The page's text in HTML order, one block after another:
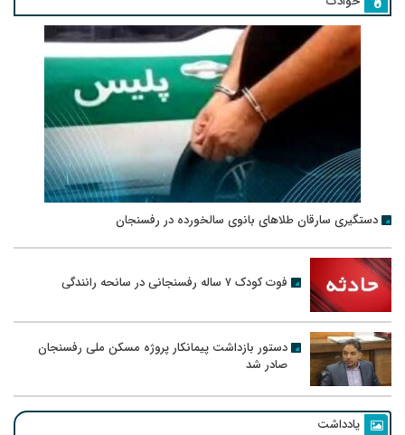
دستگیری سارقان طلاهای بانوی سالخورده در رفسنجان
فوت کودک ۷ ساله رفسنجانی در سانحه رانندگی
دستور بازداشت پیمانکار پروژه مسکن ملی رفسنجان
صادر شد
یادداشت